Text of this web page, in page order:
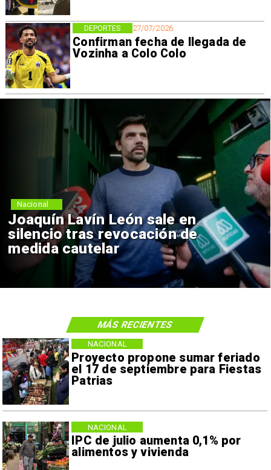
27/07/2026
Confirman fecha de llegada de
Vozinha a Colo Colo
DEPORTES
Joaquín Lavín León sale en
silencio tras revocación de
medida cautelar
Nacional
Proyecto propone sumar feriado
el 17 de septiembre para Fiestas
Patrias
NACIONAL
IPC de julio aumenta 0,1% por
alimentos y vivienda
NACIONAL
MÁS RECIENTES